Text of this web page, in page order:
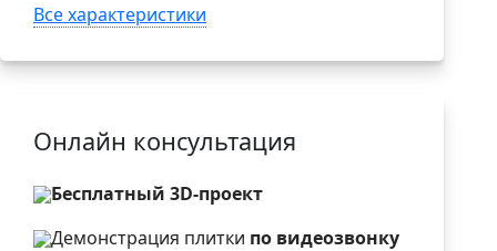
Все характеристики
Онлайн консультация
Бесплатный 3D-проект
Демонстрация плитки по видеозвонку